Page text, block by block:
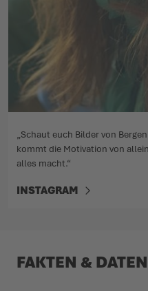
„Schaut euch Bilder von
kommt die Motivation von
alles macht.“
INSTAGRAM
FAKTEN & DATEN